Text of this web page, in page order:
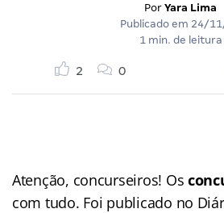
Por Yara Lima
Publicado em 24/
1 min. de leitura
2 0
Atenção, concurseiros! Os
com tudo. Foi publicado no